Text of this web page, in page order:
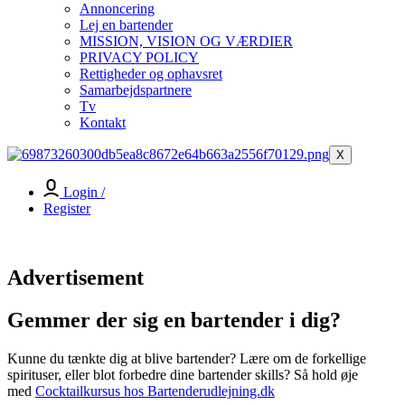
Annoncering
Lej en bartender
MISSION, VISION OG VÆRDIER
PRIVACY POLICY
Rettigheder og ophavsret
Samarbejdspartnere
Tv
Kontakt
X
Login /
Register
Advertisement
Gemmer der sig en bartender i dig?
Kunne du tænkte dig at blive bartender? Lære om de forkellige
spirituser, eller blot forbedre dine bartender skills? Så hold øje
med Cocktailkursus hos Bartenderudlejning.dk